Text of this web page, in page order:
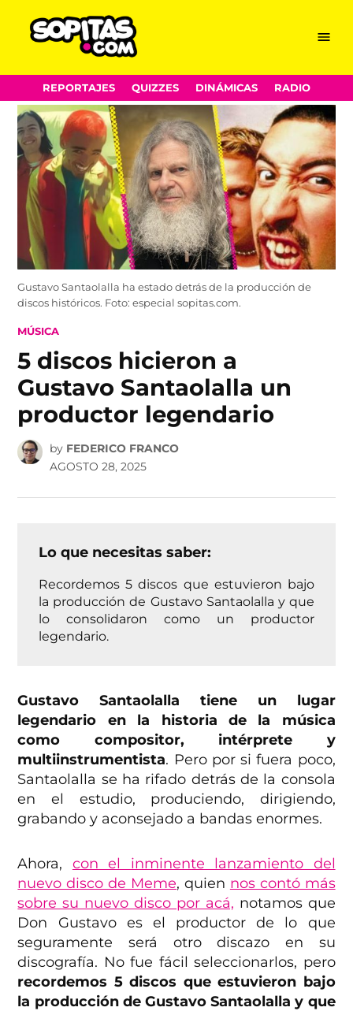
Skip
to
content
Menu
REPORTAJES QUIZZES DINÁMICAS RADIO
Gustavo Santaolalla ha estado detrás de la producción de
discos históricos. Foto: especial sopitas.com.
POSTED
MÚSICA
5 discos hicieron a
Gustavo Santaolalla un
productor legendario
by FEDERICO FRANCO
AGOSTO 28, 2025
Lo que necesitas saber:
Recordemos 5 discos que estuvieron bajo
la producción de Gustavo Santaolalla y que
lo consolidaron como un productor
legendario.
Gustavo Santaolalla tiene un lugar
legendario en la historia de la música
como compositor, intérprete y
multiinstrumentista. Pero por si fuera poco,
Santaolalla se ha rifado detrás de la consola
en el estudio, produciendo, dirigiendo,
grabando y aconsejado a bandas enormes.
Ahora, con el inminente lanzamiento del
nuevo disco de Meme, quien nos contó más
sobre su nuevo disco por acá, notamos que
Don Gustavo es el productor de lo que
seguramente será otro discazo en su
discografía. No fue fácil seleccionarlos, pero
recordemos 5 discos que estuvieron bajo
la producción de Gustavo Santaolalla y que